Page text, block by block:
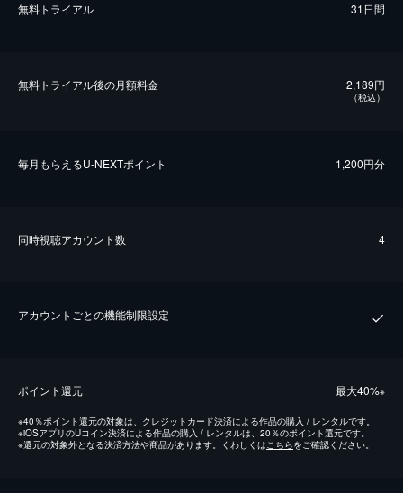
無料トライアル 31日間
無料トライアル後の⽉額料金 2,189円
（税込）
毎⽉もらえるU-NEXTポイント 1,200円分
同時視聴アカウント数 4
アカウントごとの機能制限設定
ポイント還元 最⼤40%※
※40％ポイント還元の対象は、クレジットカード決済による作品の購入 / レンタルです。
※iOSアプリのUコイン決済による作品の購入 / レンタルは、20％のポイント還元です。
※還元の対象外となる決済方法や商品があります。くわしくはこちらをご確認ください。